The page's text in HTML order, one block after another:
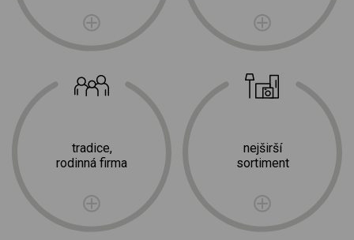
tradice,
rodinná firma
nejširší
sortiment